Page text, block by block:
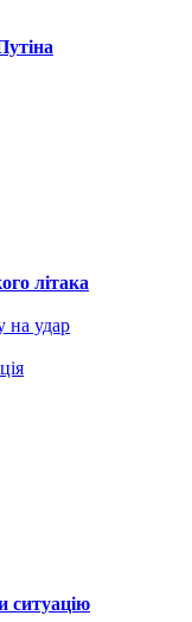
літака
на удар
ситуацію